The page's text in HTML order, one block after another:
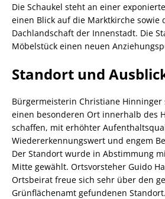
Die Schaukel steht an einer
einen Blick auf die Marktkirche sowie
Dachlandschaft der Innenstadt. Die
Möbelstück einen neuen
Standort und
Bürgermeisterin Christiane Hinninger
einen besonderen Ort innerhalb des
schaffen, mit erhöhter
Wiedererkennungswert und engem
Der Standort wurde in Abstimmung
Mitte gewählt. Ortsvorsteher Guido
Ortsbeirat freue sich sehr über den
Grünflächenamt gefundenen